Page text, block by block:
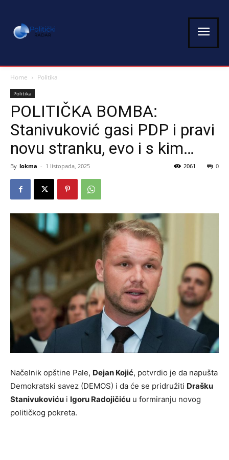
Home Politika
Politika
POLITIČKA BOMBA:
Stanivuković gasi PDP i pravi
novu stranku, evo i s kim…
By lokma - 1 listopada, 2025 0
2061
Načelnik opštine Pale, Dejan Kojić, potvrdio je da napušta
Demokratski savez (DEMOS) i da će se pridružiti Drašku
Stanivukoviću i Igoru Radojičiću u formiranju novog
političkog pokreta.